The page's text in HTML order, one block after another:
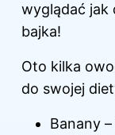
wyglądać jak
bajka!
Oto kilka
do swojej
Banany